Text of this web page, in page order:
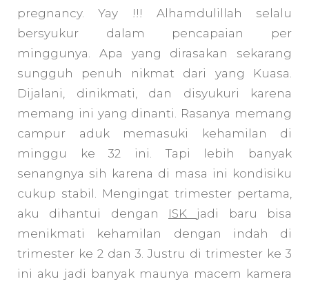
pregnancy. Yay !!! Alhamdulillah selalu
bersyukur dalam pencapaian per
minggunya. Apa yang dirasakan sekarang
sungguh penuh nikmat dari yang Kuasa.
Dijalani, dinikmati, dan disyukuri karena
memang ini yang dinanti. Rasanya memang
campur aduk memasuki kehamilan di
minggu ke 32 ini. Tapi lebih banyak
senangnya sih karena di masa ini kondisiku
cukup stabil. Mengingat trimester pertama,
aku dihantui dengan ISK jadi baru bisa
menikmati kehamilan dengan indah di
trimester ke 2 dan 3. Justru di trimester ke 3
ini aku jadi banyak maunya macem kamera